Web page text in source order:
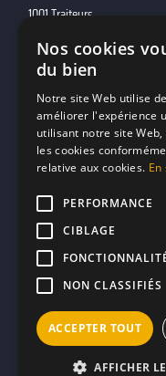
1001 Traiteurs
1001 DJ
10h01
MP2
Contacts
marketing@reserverunbar.fr
11 rue Maurice Grandcoing
94200 Ivry-sur-Seine
Mentions légales
Nos cookies
du bien
Notre site Web utilise
améliorer l'expérience
utilisant notre site
les cookies
relative aux cookies.
PERFORMANCE
CIBLAGE
NON CLASSIFIÉS
ACCEPTER TOUT
AFFICHER